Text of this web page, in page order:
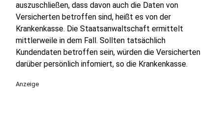
auszuschließen, dass davon auch die Daten von
Versicherten betroffen sind, heißt es von der
Krankenkasse. Die Staatsanwaltschaft ermittelt
mittlerweile in dem Fall. Sollten tatsächlich
Kundendaten betroffen sein, würden die Versicherten
darüber persönlich infomiert, so die Krankenkasse.
Anzeige